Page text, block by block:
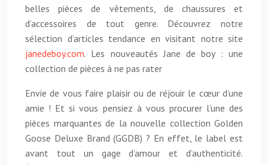
belles pièces de vêtements, de chaussures et
d’accessoires de tout genre. Découvrez notre
sélection d’articles tendance en visitant notre site
janedeboy.com. Les nouveautés Jane de boy : une
collection de pièces à ne pas rater
Envie de vous faire plaisir ou de réjouir le cœur d’une
amie ! Et si vous pensiez à vous procurer l’une des
pièces marquantes de la nouvelle collection Golden
Goose Deluxe Brand (GGDB) ? En effet, le label est
avant tout un gage d’amour et d’authenticité.